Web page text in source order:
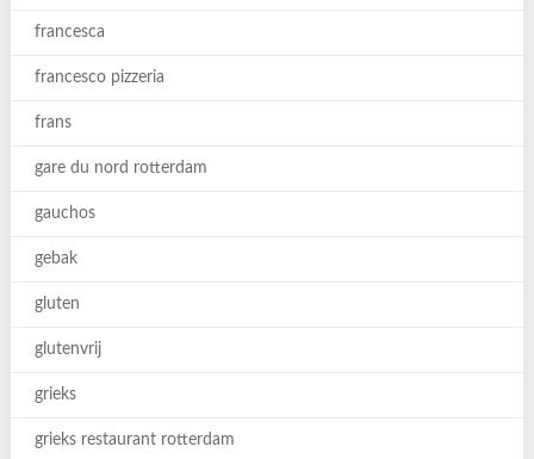
francesca
francesco pizzeria
frans
gare du nord rotterdam
gauchos
gebak
gluten
glutenvrij
grieks
grieks restaurant rotterdam